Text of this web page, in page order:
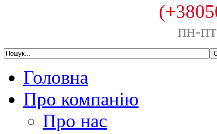
пн-
Головна
Про компанію
Про нас